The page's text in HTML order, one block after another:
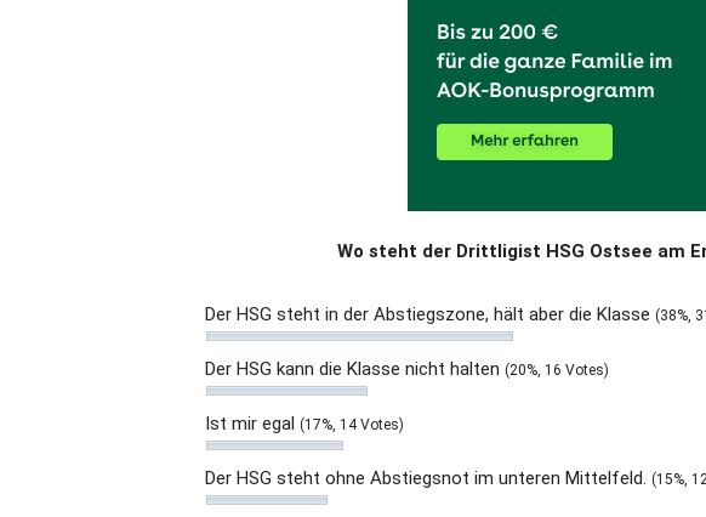
Wo steht der Drittligist HSG Ostsee am
Der HSG steht in der Abstiegszone, hält aber die Klasse (38%,
Der HSG kann die Klasse nicht halten (20%, 16 Votes)
Ist mir egal (17%, 14 Votes)
Der HSG steht ohne Abstiegsnot im unteren Mittelfeld. (15%,